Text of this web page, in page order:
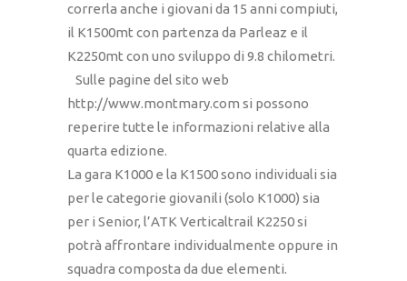
correrla anche i giovani da 15 anni compiuti,
il K1500mt con partenza da Parleaz e il
K2250mt con uno sviluppo di 9.8 chilometri.
Sulle pagine del sito web
http://www.montmary.com si possono
reperire tutte le informazioni relative alla
quarta edizione.
La gara K1000 e la K1500 sono individuali sia
per le categorie giovanili (solo K1000) sia
per i Senior, l’ATK Verticaltrail K2250 si
potrà affrontare individualmente oppure in
squadra composta da due elementi.